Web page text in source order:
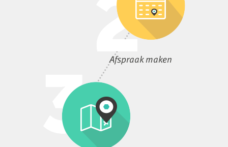
Afspraak maken